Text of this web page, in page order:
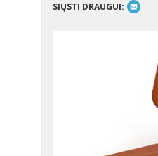
SIŲSTI DRAUGUI: